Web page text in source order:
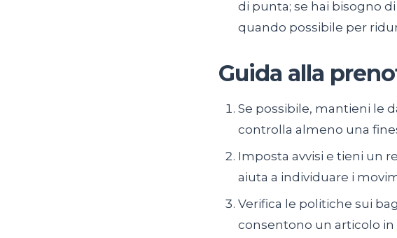
di punta; se hai bisogno
quando possibile per
Guida alla
Se possibile, mantieni le
controlla almeno una
Imposta avvisi e tieni un
aiuta a individuare i
Verifica le politiche sui
consentono un articolo